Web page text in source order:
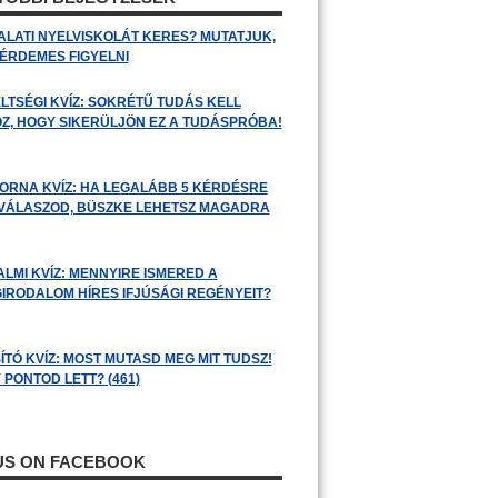
NYELVISKOLÁT KERES? MUTATJUK,
FIGYELNI
KVÍZ: SOKRÉTŰ TUDÁS KELL
HOGY SIKERÜLJÖN EZ A TUDÁSPRÓBA!
KVÍZ: HA LEGALÁBB 5 KÉRDÉSRE
BÜSZKE LEHETSZ MAGADRA
KVÍZ: MENNYIRE ISMERED A
HÍRES IFJÚSÁGI REGÉNYEIT?
KVÍZ: MOST MUTASD MEG MIT TUDSZ!
LETT? (461)
ON FACEBOOK